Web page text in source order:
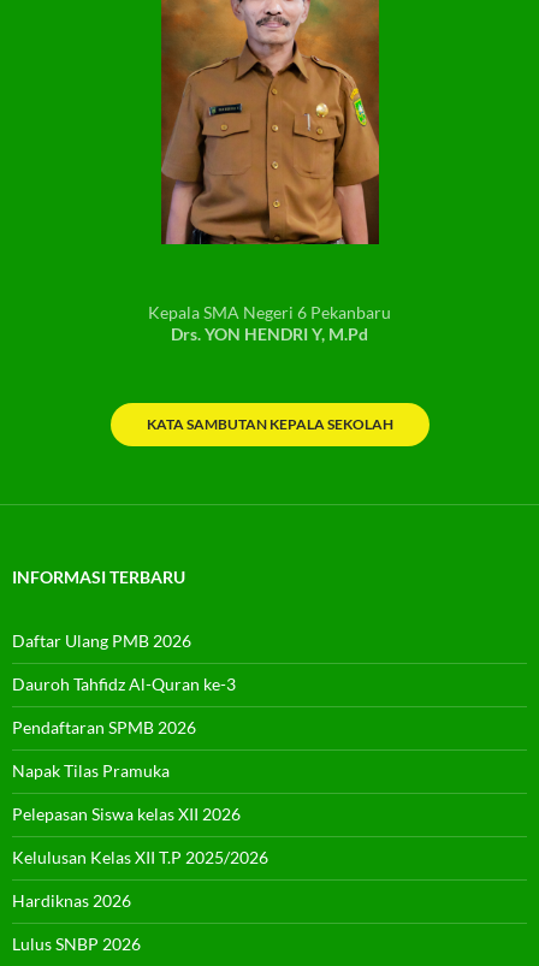
Kepala SMA Negeri 6 Pekanbaru
Drs. YON HENDRI Y, M.Pd
KATA SAMBUTAN KEPALA SEKOLAH
INFORMASI TERBARU
Daftar Ulang PMB 2026
Dauroh Tahfidz Al-Quran ke-3
Pendaftaran SPMB 2026
Napak Tilas Pramuka
Pelepasan Siswa kelas XII 2026
Kelulusan Kelas XII T.P 2025/2026
Hardiknas 2026
Lulus SNBP 2026